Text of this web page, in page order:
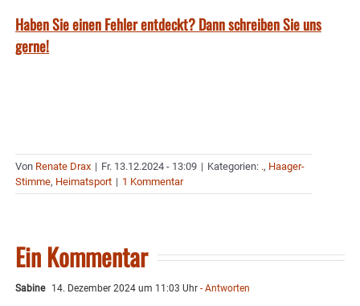
Haben Sie einen Fehler entdeckt? Dann schreiben Sie uns
gerne!
Von Renate Drax | Fr. 13.12.2024 - 13:09 | Kategorien: ., Haager-
Stimme, Heimatsport | 1 Kommentar
Ein Kommentar
Sabine 14. Dezember 2024 um 11:03 Uhr - Antworten